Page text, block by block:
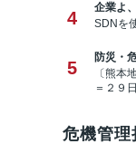
4
企業よ
SDNを
5
防災・
〔熊本
＝２９
危機管理